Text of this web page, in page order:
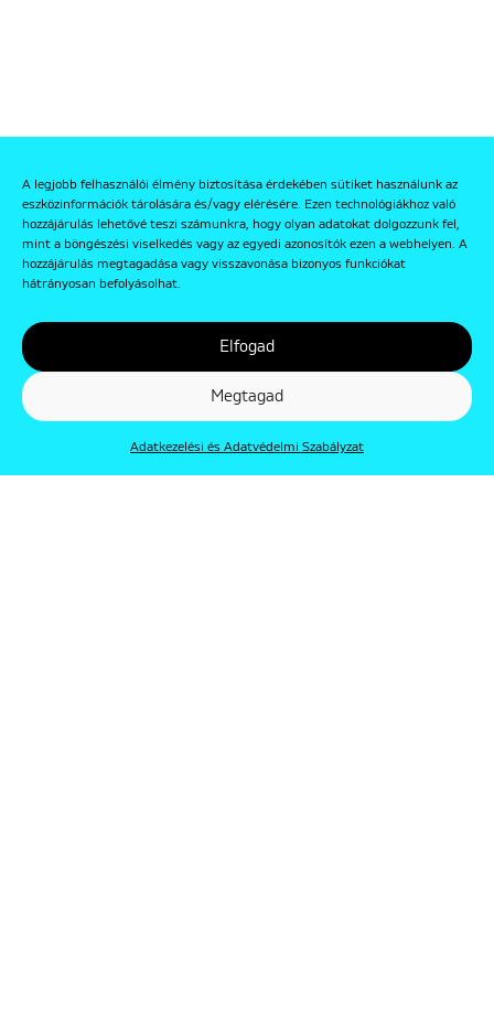
A legjobb felhasználói élmény biztosítása érdekében sütiket használunk az
eszközinformációk tárolására és/vagy elérésére. Ezen technológiákhoz való
hozzájárulás lehetővé teszi számunkra, hogy olyan adatokat dolgozzunk fel,
mint a böngészési viselkedés vagy az egyedi azonosítók ezen a webhelyen. A
hozzájárulás megtagadása vagy visszavonása bizonyos funkciókat
hátrányosan befolyásolhat.
Elfogad
Megtagad
Adatkezelési és Adatvédelmi Szabályzat